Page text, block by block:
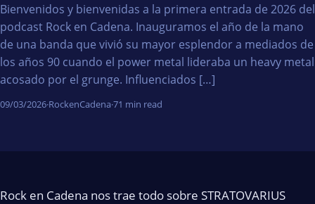
Bienvenidos y bienvenidas a la primera entrada de 2026 del
podcast Rock en Cadena. Inauguramos el año de la mano
de una banda que vivió su mayor esplendor a mediados de
los años 90 cuando el power metal lideraba un heavy metal
acosado por el grunge. Influenciados […]
09/03/2026·RockenCadena·71 min read
Rock en Cadena nos trae todo sobre STRATOVARIUS